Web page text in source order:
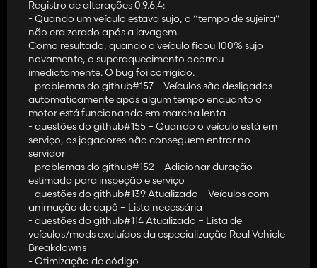
Registro de alterações 0.9.6.4:
- Quando um veículo estava sujo, o “tempo de sujeira”
não era zerado após a lavagem.
Como resultado, quando o veículo ficou 100% sujo
novamente, o superaquecimento ocorreu
imediatamente. O bug foi corrigido.
- problemas do github#157 – Veículos são desligados
automaticamente após algum tempo enquanto o
motor está funcionando em marcha lenta
- questões do github#155 – Quando o veículo está em
serviço, os jogadores não conseguem entrar no
servidor
- problemas do github#152 – Adicionar duração
estimada para inspeção e serviço
- questões do github#139 Atualizado – Veículos com
animação de capô – Lista necessária
- questões do github#114 Atualizado – Lista de
veículos/mods excluídos da especialização Real Vehicle
Breakdowns
- Otimização de código